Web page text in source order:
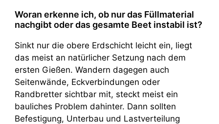
Woran erkenne ich, ob nur das Füllmaterial
nachgibt oder das gesamte Beet instabil ist?
Sinkt nur die obere Erdschicht leicht ein, liegt
das meist an natürlicher Setzung nach dem
ersten Gießen. Wandern dagegen auch
Seitenwände, Eckverbindungen oder
Randbretter sichtbar mit, steckt meist ein
bauliches Problem dahinter. Dann sollten
Befestigung, Unterbau und Lastverteilung